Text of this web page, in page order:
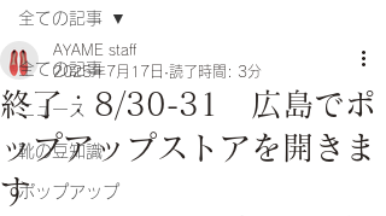
全ての記事
ニュース
靴の豆知識
ポップアップ
全ての記事
終了：8/30-31 広島でポ
ップアップストアを開きま
す
AYAME staff
2025年7月17日 読了時間: 3分